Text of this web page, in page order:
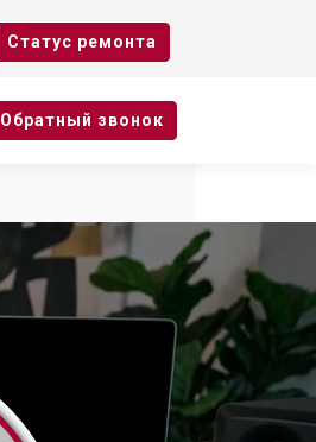
Cтатус ремонта
Oбратный звонок